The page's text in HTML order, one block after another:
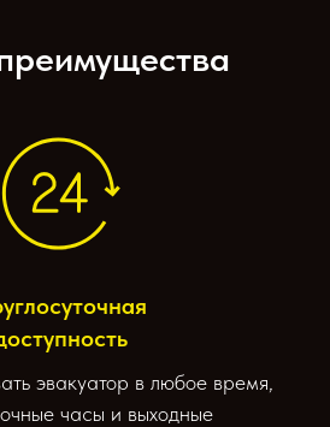
эвакуатор в любое время,
часы и выходные